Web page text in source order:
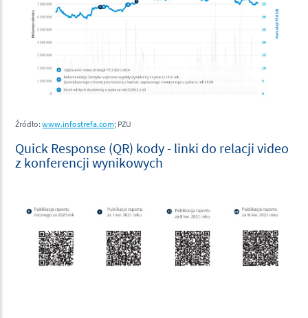
Źródło:www.infostrefa.com; PZU
Quick Response (QR) kody - linki do relacji video
z konferencji wynikowych